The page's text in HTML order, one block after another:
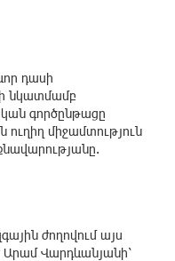
դասի
նկատմամբ
գործընթացը
միջամտություն
ժողովում այս
Վարդևանյանի՝